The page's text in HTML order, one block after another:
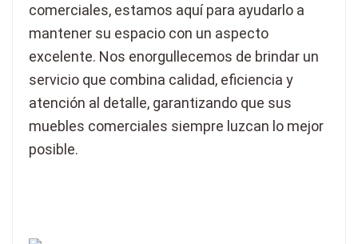
comerciales, estamos aquí para ayudarlo a
mantener su espacio con un aspecto
excelente. Nos enorgullecemos de brindar un
servicio que combina calidad, eficiencia y
atención al detalle, garantizando que sus
muebles comerciales siempre luzcan lo mejor
posible.